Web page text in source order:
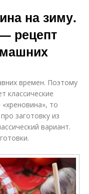
на зиму.
рецепт
времен. Поэтому
классические
то
заготовку из
вариант.